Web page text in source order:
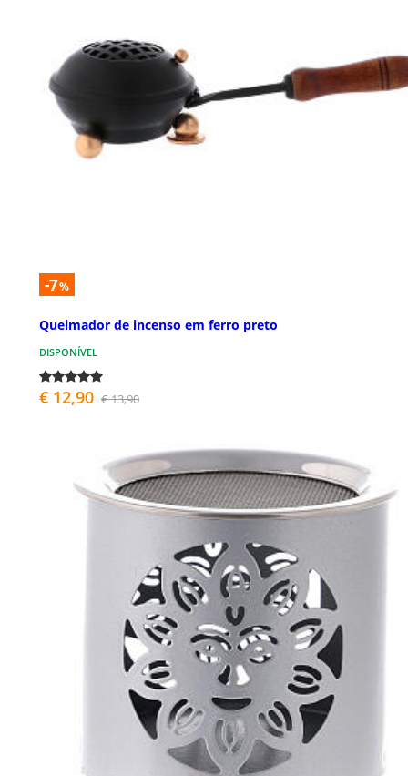
-7%
Queimador de incenso em ferro preto
DISPONÍVEL
€ 12,90 € 13,90